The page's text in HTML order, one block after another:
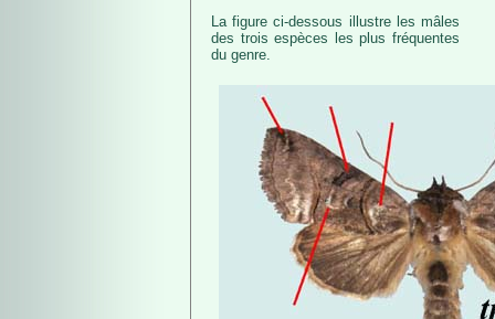
La figure ci-dessous illustre les mâles
des trois espèces les plus fréquentes
du genre.